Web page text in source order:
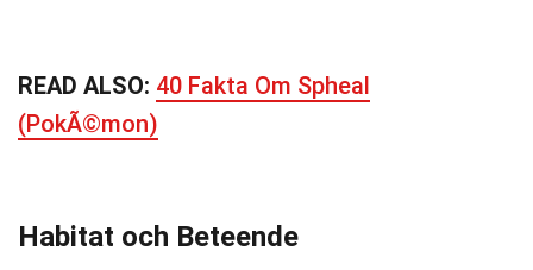
READ ALSO: 40 Fakta Om Spheal
(PokÃ©mon)
Habitat och Beteende